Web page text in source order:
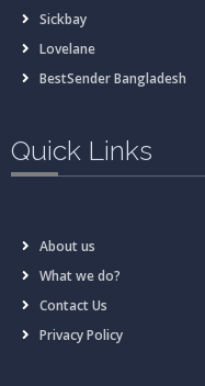
Sickbay
Lovelane
BestSender Bangladesh
Quick Links
About us
What we do?
Contact Us
Privacy Policy